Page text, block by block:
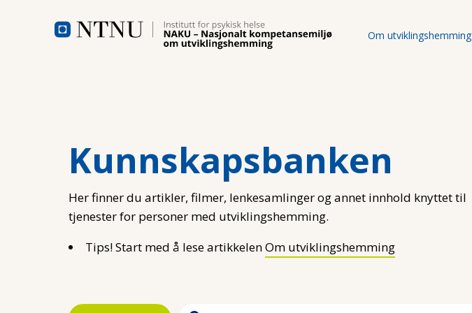
Om utviklingshemming
Kunnskapsbanken
Her finner du artikler, filmer, lenkesamlinger og annet innhold knyttet til
tjenester for personer med utviklingshemming.
Tips! Start med å lese artikkelenOm utviklingshemming